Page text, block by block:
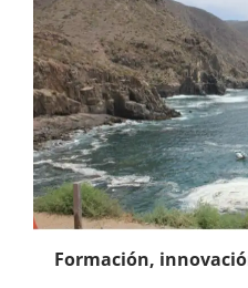
Formación,